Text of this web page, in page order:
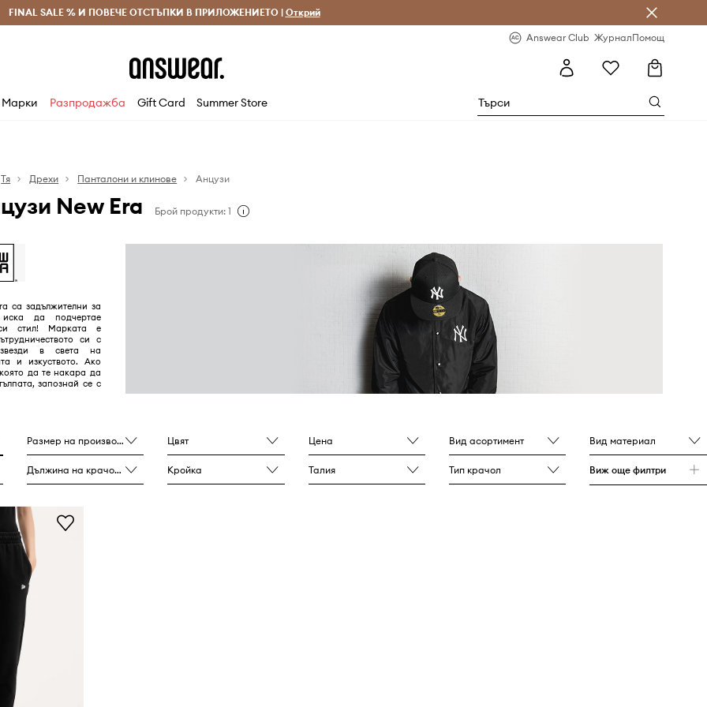
и връщане за поръчки над 70 EUR Доставка 1-5 дни
FINAL SALE % И ПОВЕЧЕ ОТСТЪПКИ В ПРИЛОЖЕНИЕТО | Открий
Answear Club ЖурналПомощ
Марки Разпродажба Gift Card Summer Store
Тя Дрехи Панталони и клинове Анцузи
New Era Брой продукти: 1
са задължителни за
да подчертае
стил! Марката е
си с
звезди в света на
и изкуството. Ако
да те накара да
запознай се с
Размер на производителя Цвят Цена Вид асортимент Вид материал
Дължина на крачолите Кройка Талия Тип крачол Виж още филтри